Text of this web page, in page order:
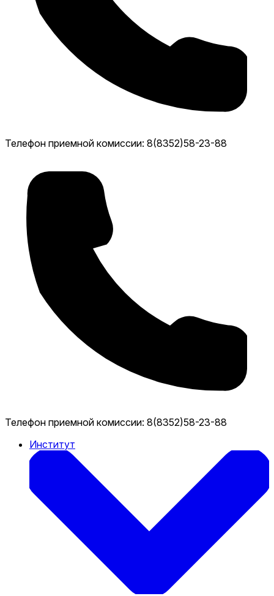
Телефон приемной комиссии: 8(8352)58-23-88
Телефон приемной комиссии: 8(8352)58-23-88
Институт